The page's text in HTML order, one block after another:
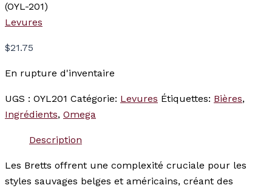
(OYL-201)
Levures
$21.75
En rupture d'inventaire
UGS : OYL201 Catégorie: Levures Étiquettes: Bières,
Ingrédients, Omega
Description
Les Bretts offrent une complexité cruciale pour les
styles sauvages belges et américains, créant des